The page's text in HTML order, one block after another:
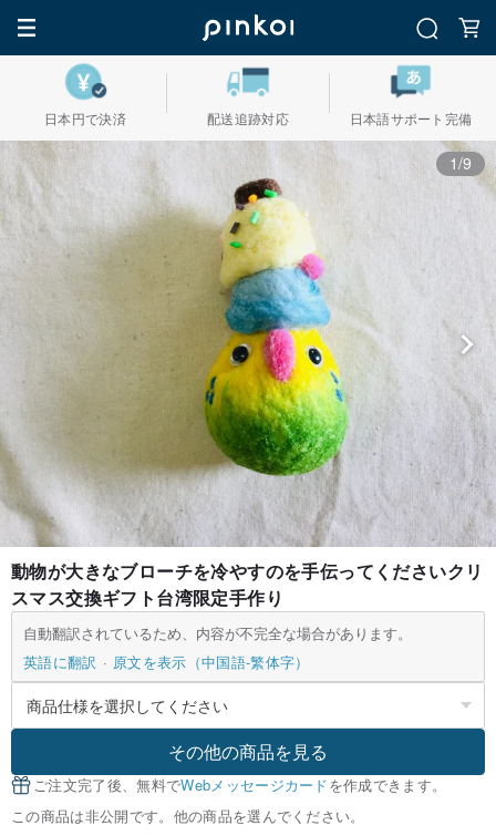
日本円で決済 配送追跡対応 日本語サポート完備
1/9
動物が大きなブローチを冷やすのを手伝ってくださいクリ
スマス交換ギフト台湾限定手作り
自動翻訳されているため、内容が不完全な場合があります。
英語に翻訳
原文を表示（中国語-繁体字）
その他の商品を見る
ご注文完了後、無料でWebメッセージカードを作成できます。
この商品は非公開です。他の商品を選んでください。